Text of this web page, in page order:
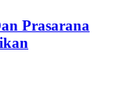
Prasarana